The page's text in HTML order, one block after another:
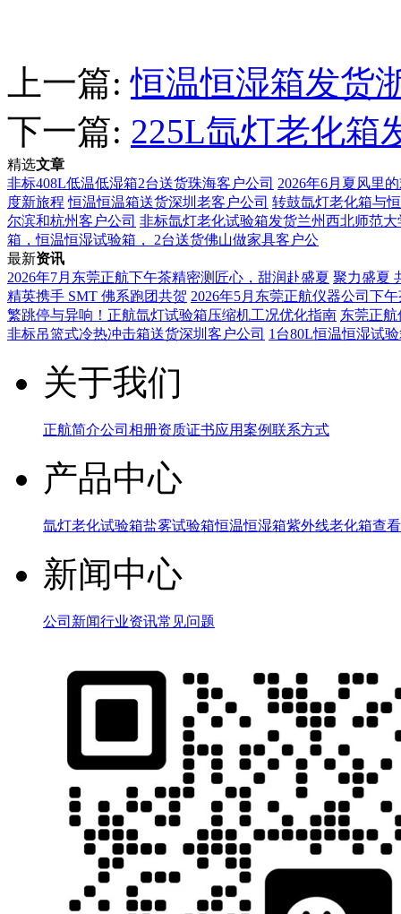
上一篇:恒温恒湿箱发货
下一篇: 225L氙灯老化箱
精选文章
非标408L低温低湿箱2台送货珠海客户公司 2026年6月夏风里
度新旅程 恒温恒温箱送货深圳老客户公司 转鼓氙灯老化箱与
尔滨和杭州客户公司 非标氙灯老化试验箱发货兰州西北师范大
箱，恒温恒湿试验箱， ​2台送货佛山做家具客户公
最新资讯
2026年7月东莞正航下午茶精密测匠心，甜润赴盛夏 聚力盛夏
精英携手 SMT 佛系跑团共贺 2026年5月东莞正航仪器公司下
繁跳停与异响！正航氙灯试验箱压缩机工况优化指南 东莞正
非标吊篮式冷热冲击箱送货深圳客户公司 1台80L恒温恒湿试
关于我们
正航简介公司相册资质证书应用案例联系方式
产品中心
氙灯老化试验箱盐雾试验箱恒温恒湿箱紫外线老化箱查
新闻中心
公司新闻行业资讯常见问题